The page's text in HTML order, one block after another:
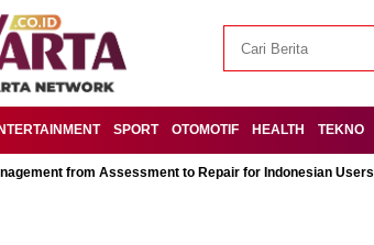
SPORT OTOMOTIF HEALTH TEKNO
from Assessment to Repair for Indonesian Users